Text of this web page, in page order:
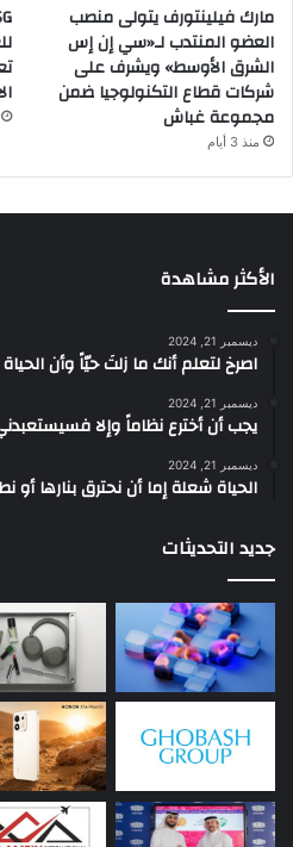
مارك فيلينتورف يتولى منصب
العضو المنتدب لـ«سي إن إس
الشرق الأوسط» ويشرف على
شركات قطاع التكنولوجيا ضمن
مجموعة غباش
منذ 3 أيام
الأكثر مشاهدة
ديسمبر 21, 2024
‫اصرخ لتعلم أنك ما زلتَ حيّاً وأن
ديسمبر 21, 2024
يجب أن أخترع نظاماً وإلا
ديسمبر 21, 2024
الحياة شعلة إما أن نحترق بنارها
جديد التحديثات